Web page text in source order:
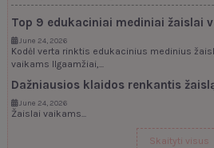
Top 9 edukaciniai mediniai žaislai
June 24, 2026
Kodėl verta rinktis edukacinius medinius
vaikams Ilgaamžiai,...
Dažniausios klaidos renkantis
June 24, 2026
Žaislai vaikams...
Skaityti visus